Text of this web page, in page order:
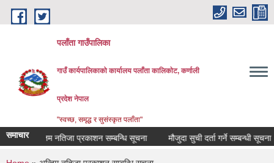
Skip to main content
पलाँता गाउँपालिका
गाउँ कार्यपालिकाको कार्यालयपलाँता कालिकाेट, कर्णाली
प्रदेश नेपाल
"स्वच्छ, समृद्ध र सुसंस्कृत पलाँता"
समाचारअन्तिम नतिजा प्रकाशन सम्बन्धि सूचना मौजुदा सुची दर्ता गर्ने सम्बन्धी सूचना